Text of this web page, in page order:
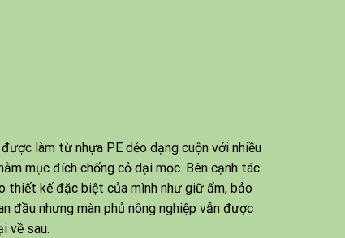
làm từ nhựa PE dẻo dạng cuộn với nhiều
mục đích chống cỏ dại mọc. Bên cạnh tác
thiết kế đặc biệt của mình như giữ ẩm, bảo
đầu nhưng màn phủ nông nghiệp vẫn được
về sau.